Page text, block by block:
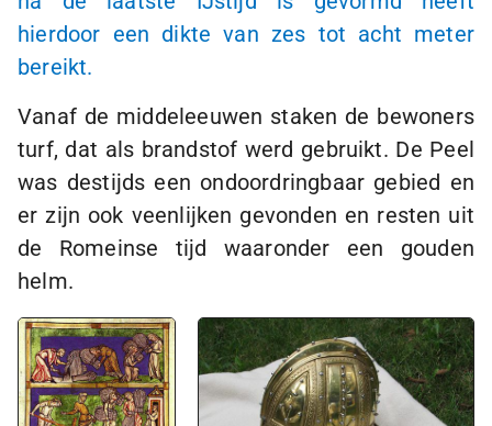
hierdoor een dikte van zes tot acht meter
bereikt.
Vanaf de middeleeuwen staken de bewoners
turf, dat als brandstof werd gebruikt. De Peel
was destijds een ondoordringbaar gebied en
er zijn ook veenlijken gevonden en resten uit
de Romeinse tijd waaronder een gouden
helm.